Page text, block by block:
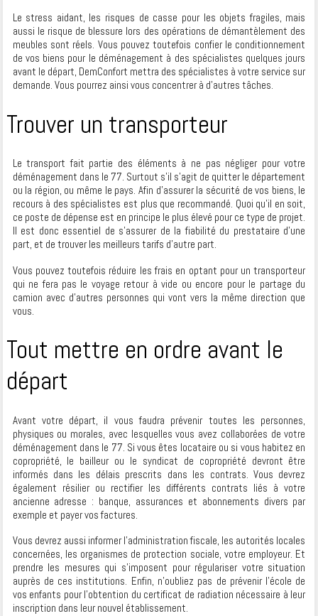
Le stress aidant, les risques de casse pour les objets fragiles, mais
aussi le risque de blessure lors des opérations de démantèlement des
meubles sont réels. Vous pouvez toutefois confier le conditionnement
de vos biens pour le déménagement à des spécialistes quelques jours
avant le départ, DemConfort mettra des spécialistes à votre service sur
demande. Vous pourrez ainsi vous concentrer à d’autres tâches.
Trouver un transporteur
Le transport fait partie des éléments à ne pas négliger pour votre
déménagement dans le 77. Surtout s’il s’agit de quitter le département
ou la région, ou même le pays. Afin d’assurer la sécurité de vos biens, le
recours à des spécialistes est plus que recommandé. Quoi qu’il en soit,
ce poste de dépense est en principe le plus élevé pour ce type de projet.
Il est donc essentiel de s’assurer de la fiabilité du prestataire d’une
part, et de trouver les meilleurs tarifs d’autre part.
Vous pouvez toutefois réduire les frais en optant pour un transporteur
qui ne fera pas le voyage retour à vide ou encore pour le partage du
camion avec d’autres personnes qui vont vers la même direction que
vous.
Tout mettre en ordre avant le
départ
Avant votre départ, il vous faudra prévenir toutes les personnes,
physiques ou morales, avec lesquelles vous avez collaborées de votre
déménagement dans le 77. Si vous êtes locataire ou si vous habitez en
copropriété, le bailleur ou le syndicat de copropriété devront être
informés dans les délais prescrits dans les contrats. Vous devrez
également résilier ou rectifier les différents contrats liés à votre
ancienne adresse : banque, assurances et abonnements divers par
exemple et payer vos factures.
Vous devrez aussi informer l’administration fiscale, les autorités locales
concernées, les organismes de protection sociale, votre employeur. Et
prendre les mesures qui s’imposent pour régulariser votre situation
auprès de ces institutions. Enfin, n’oubliez pas de prévenir l’école de
vos enfants pour l’obtention du certificat de radiation nécessaire à leur
inscription dans leur nouvel établissement.